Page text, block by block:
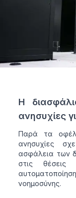
Η
ανησυχίες
Παρά τα
ανησυχίες
ασφάλεια των
στις θέσεις
νοημοσύνης.